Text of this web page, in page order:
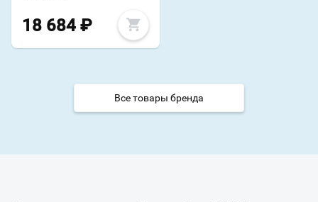
18 684 ₽
Все товары бренда